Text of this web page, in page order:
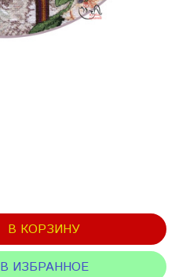
В КОРЗИНУ
В ИЗБРАННОЕ